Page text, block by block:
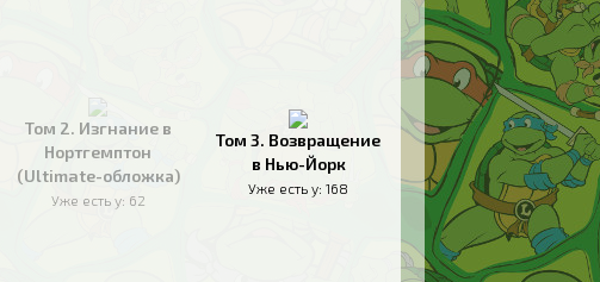
Том 2. Изгнание в
Нортгемптон
(Ultimate-обложка)
Уже есть у: 62
Том 3. Возвращение
в Нью-Йорк
Уже есть у: 168